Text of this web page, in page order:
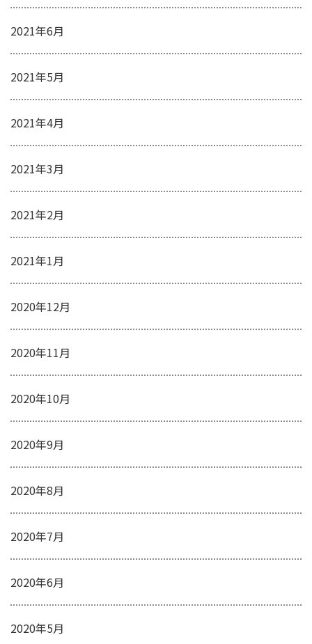
2021年6月
2021年5月
2021年4月
2021年3月
2021年2月
2021年1月
2020年12月
2020年11月
2020年10月
2020年9月
2020年8月
2020年7月
2020年6月
2020年5月